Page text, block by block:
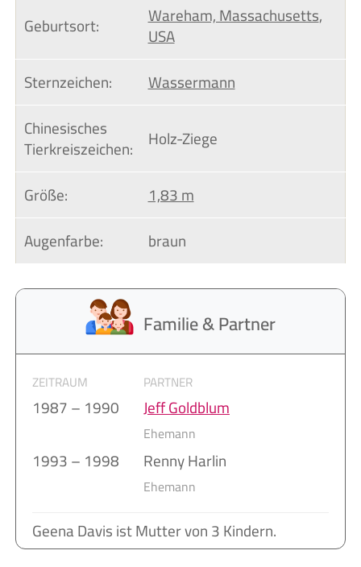
Geburtsort:
Wareham, Massachusetts,
USA
Sternzeichen:
Wassermann
Chinesisches
Tierkreiszeichen: Holz-Ziege
Größe:
1,83 m
Augenfarbe:
braun
Familie & Partner
ZEITRAUM PARTNER
1987 – 1990 Jeff Goldblum
Ehemann
1993 – 1998 Renny Harlin
Ehemann
Geena Davis ist Mutter von 3 Kindern.